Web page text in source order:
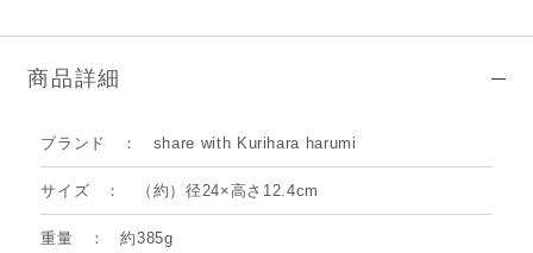
商品詳細
ブランド share with Kurihara harumi
サイズ （約）径24×高さ12.4cm
重量 約385g